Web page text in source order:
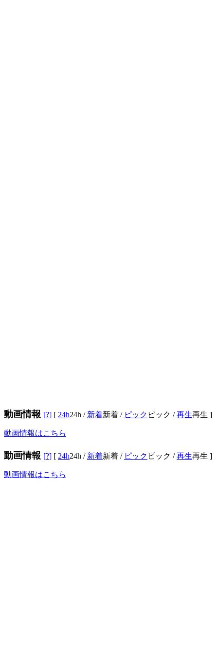
動画情報 [?] [ 24h24h / 新着新着 / ピック ピック /再生再生 ]
動画情報はこちら
動画情報 [?] [ 24h24h / 新着新着 / ピック ピック /再生再生 ]
動画情報はこちら